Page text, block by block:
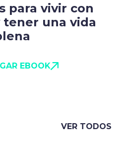
para vivir con
una vida
EBOOK
VER TODOS